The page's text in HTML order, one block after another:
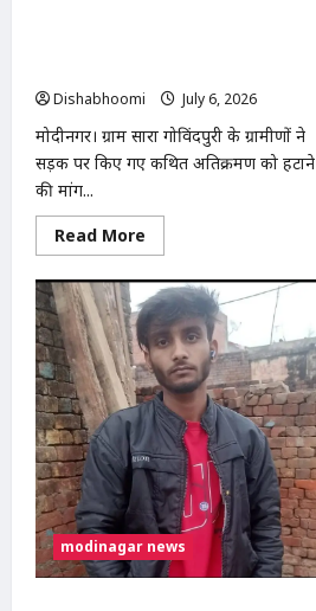
Dishabhoomi
July 6, 2026
मोदीनगर। ग्राम सारा गोविंदपुरी के ग्रामीणों ने
सड़क पर किए गए कथित अतिक्रमण को हटाने
की मांग...
Read More
more
मोदीनगर:
सड़क
अतिक्रमण
हटाने
की
मांग
को
लेकर
ग्रामीणों
ने
तहसील
दिवस
में
सौंपा
ज्ञापन,
निर्माण
कार्य
रोकने
की
modinagar news